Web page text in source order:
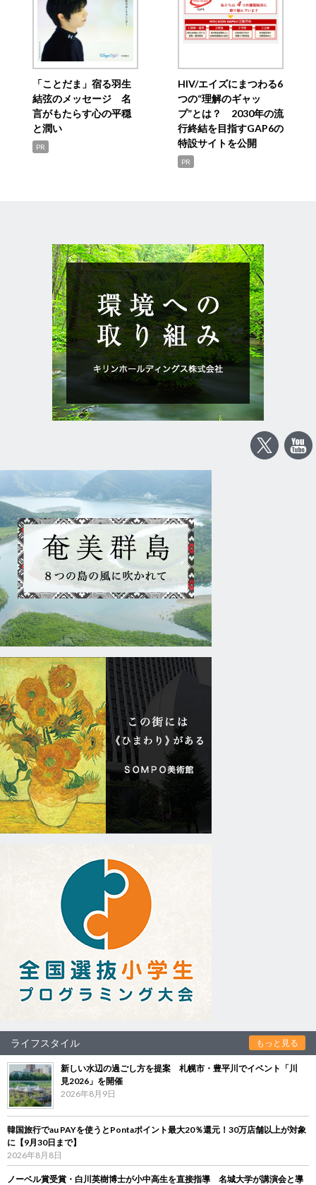
「ことだま」宿る羽生
結弦のメッセージ 名
言がもたらす心の平穏
と潤い
PR
HIV/エイズにまつわる6
つの“理解のギャッ
プ”とは？ 2030年の流
行終結を目指すGAP6の
特設サイトを公開
PR
ライフスタイル もっと見る
新しい水辺の過ごし方を提案 札幌市・豊平川でイベント「川
見2026」を開催
2026年8月9日
韓国旅行でau PAYを使うとPontaポイント最大20％還元！30万店舗以上が対象
に【9月30日まで】
2026年8月8日
ノーベル賞受賞・白川英樹博士が小中高生を直接指導 名城大学が講演会と導